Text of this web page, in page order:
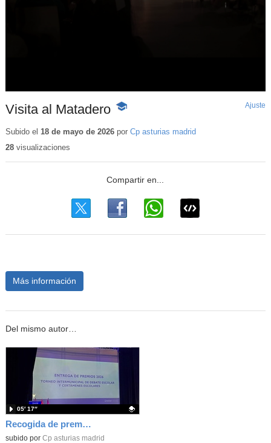
Visita al Matadero -
educativo
Ajuste
Subido el 18 de mayo de 2026por Cp asturias madrid
28visualizaciones
Más información
Del mismo autor…
Recogida de premios Bella y Bestia 26
Contenido educativo.
subido por Cp asturias madrid
05′ 17″